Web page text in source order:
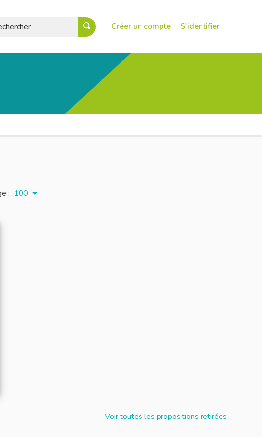
Créer un compte S'identifier
: 100
RÉFLÉXIONS ET PROPOSITIONS DANS LE CADRE DU
Voir toutes les propositions retirées